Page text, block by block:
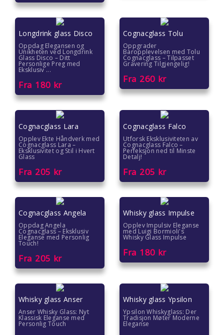
Gave under 1500 kr
Gave under 1000 kr
Gave under 500 kr
Gave under 300 kr
Gave under 200 kr
Hvordan pakke inn gave
Longdrink glass Disco
Oppdag Elegansen og
Unikheten ved Longdrink
Glass Disco – Ditt
Personlige Preg med
Eksklusiv ...
Fra 180 kr
Cognacglass Tolu
Oppgrader
Baropplevelsen med Tolu
Cognacglass – Tilpasset
Gravering Tilgjengelig!
Fra 260 kr
Cognacglass Lara
Opplev Ekte Håndverk med
Cognacglass Lara –
Eksklusivitet og Stil i Hvert
Glass
Fra 205 kr
Cognacglass Falco
Utforsk Eksklusiviteten av
Cognacglass Falco –
Perfeksjon ned til Minste
Detalj!
Fra 205 kr
Cognacglass Angela
Oppdag Angela
Cognacglass – Eksklusiv
Eleganse med Personlig
Touch!
Fra 205 kr
Whisky glass Impulse
Opplev Impulsiv Eleganse
med Luigi Bormioli's
Whisky Glass Impulse
Fra 180 kr
Whisky glass Anser
Anser Whisky Glass: Nyt
Klassisk Eleganse med
Personlig Touch
Whisky glass Ypsilon
Ypsilon Whiskyglass: Der
Tradisjon Møter Moderne
Eleganse